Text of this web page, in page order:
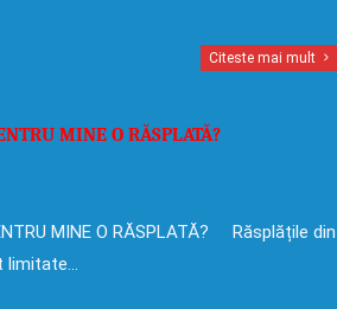
Citeste mai mult
MINE O RĂSPLATĂ?
MINE O RĂSPLATĂ? Răsplățile din
limitate…